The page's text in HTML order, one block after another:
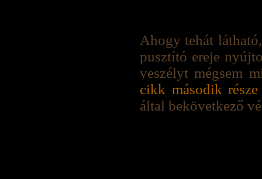
Ahogy tehát
pusztító ereje
veszélyt mégsem
cikk második része
által bekövetkező